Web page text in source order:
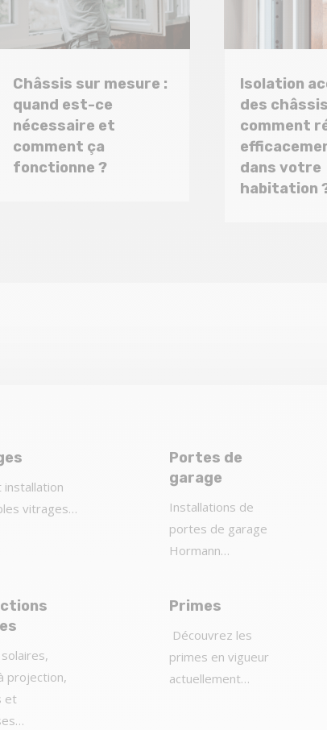
Châssis sur mesure :
quand est-ce
nécessaire et
comment ça
fonctionne ?
Isolation
des
comment
dans votre
habitation
installation
vitrages…
Portes de
garage
Installations de
portes de garage
Hormann…
projection,
et
Primes
Découvrez les
primes en vigueur
actuellement…